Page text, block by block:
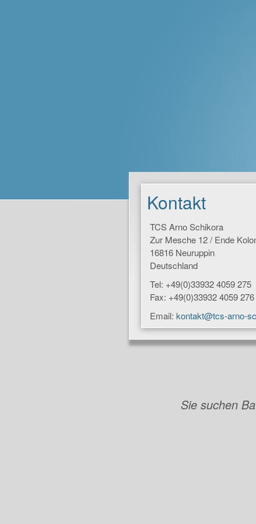
Kontakt
TCS Arno Schikora
Zur Mesche 12 / Ende
16816 Neuruppin
Deutschland
Tel: +49(0)33932 4059 275
Fax: +49(0)33932 4059 276
Email: kontakt@tcs-arno-
Sie suchen